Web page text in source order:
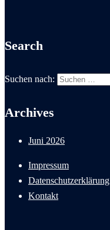
Search
Suchen nach:
Archives
Juni 2026
Impressum
Datenschutzerklärung
Kontakt